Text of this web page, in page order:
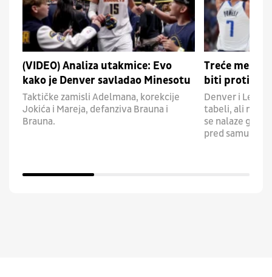
(VIDEO) Analiza utakmice: Evo
kako je Denver savladao Minesotu
Taktičke zamisli Adelmana, korekcije
Jokića i Mareja, defanziva Brauna i
Brauna.
Treće mesto
biti protivnik
Denver i
tabeli, ali
se nalaze
pred samu